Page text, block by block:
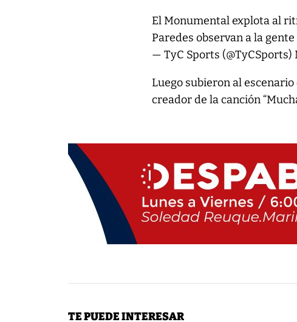
El Monumental explota al
Paredes observan a la
— TyC Sports (@TyCSports)
Luego subieron al
creador de la canción
TE PUEDE INTERESAR